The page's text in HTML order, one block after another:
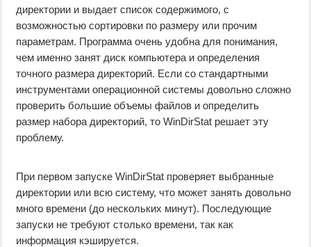
директории и выдает список содержимого, с
возможностью сортировки по размеру или прочим
параметрам. Программа очень удобна для понимания,
чем именно занят диск компьютера и определения
точного размера директорий. Если со стандартными
инструментами операционной системы довольно сложно
проверить большие объемы файлов и определить
размер набора директорий, то WinDirStat решает эту
проблему.
При первом запуске WinDirStat проверяет выбранные
директории или всю систему, что может занять довольно
много времени (до нескольких минут). Последующие
запуски не требуют столько времени, так как
информация кэшируется.